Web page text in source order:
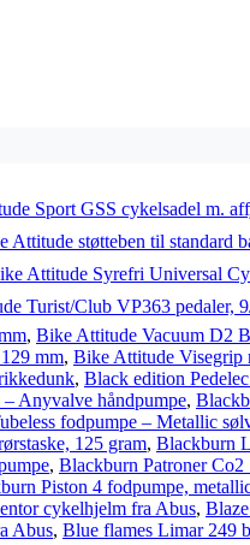
Sport GSS cykelsadel m.
Attitude støtteben til standard
Attitude Syrefri Universal
Turist/Club VP363 pedaler, 9/
, Bike Attitude Vacuum D2
mm, Bike Attitude Visegrip
, Black edition
Anyvalve håndpumpe,
fodpumpe – Metallic
125 gram, Blackburn
, Blackburn Patroner
Piston 4 fodpumpe,
cykelhjelm fra Abus,
Abus, Blue flames Limar 249